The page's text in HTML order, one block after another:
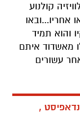
קולנוע
אחריו...ובאו
והוא תמיד
מאשדוד איתם
עשורים
,